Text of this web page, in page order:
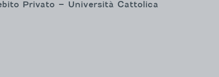
Privato – Università Cattolica